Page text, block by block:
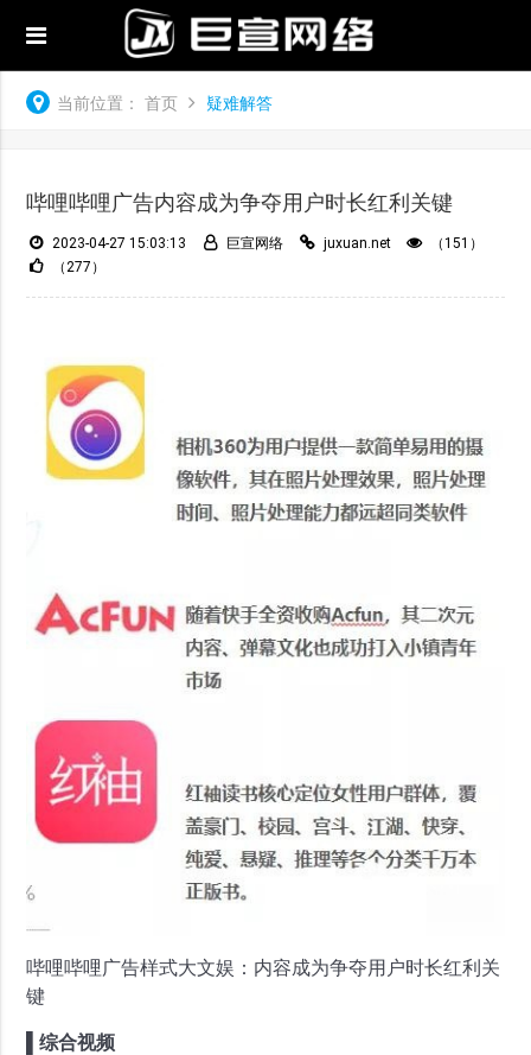
当前位置： 首页 疑难解答
哔哩哔哩广告内容成为争夺用户时长红利关键
2023-04-27 15:03:13 巨宣网络 juxuan.net
（151）
（277）
哔哩哔哩广告样式大文娱：内容成为争夺用户时长红利关
键
▌综合视频